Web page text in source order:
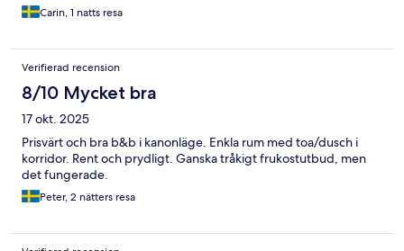
Carin, 1 natts resa
Verifierad recension
8/10 Mycket bra
17 okt. 2025
Prisvärt och bra b&b i kanonläge. Enkla rum med toa/dusch i
korridor. Rent och prydligt. Ganska tråkigt frukostutbud, men
det fungerade.
Peter, 2 nätters resa